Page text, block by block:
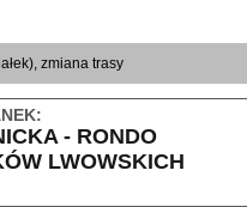
zmiana trasy
- RONDO
LWOWSKICH